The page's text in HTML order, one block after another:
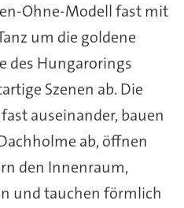
Ohne-Modell fast mit
um die goldene
des Hungarorings
Szenen ab. Die
auseinander, bauen
ab, öffnen
den Innenraum,
und tauchen förmlich